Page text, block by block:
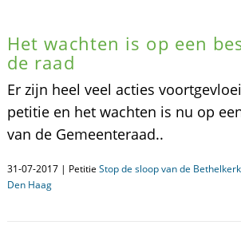
Het wachten is op een
de raad
Er zijn heel veel acties
petitie en het wachten is nu op
van de Gemeenteraad..
31-07-2017 | Petitie Stop de sloop van de
Den Haag